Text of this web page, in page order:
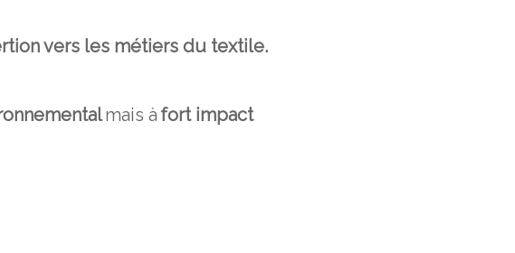
vers les métiers du textile.
mais à fort impact